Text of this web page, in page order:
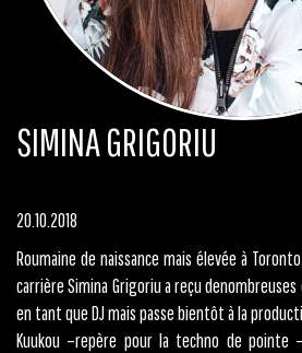
SIMINA GRIGORIU
20.10.2018
Roumaine de naissance mais élevée à
carrière Simina Grigoriu a reçu
en tant que DJ mais passe bientôt à la
Kuukou –repère pour la techno de